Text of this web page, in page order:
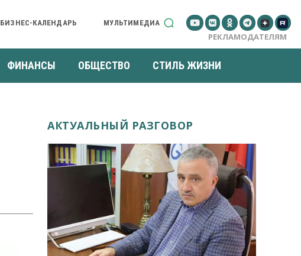
БИЗНЕС-КАЛЕНДАРЬ МУЛЬТИМЕДИА
РЕКЛАМОДАТЕЛЯМ
ФИНАНСЫ ОБЩЕСТВО СТИЛЬ ЖИЗНИ
АКТУАЛЬНЫЙ РАЗГОВОР